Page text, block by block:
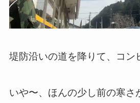
堤防沿いの道を降りて、コン
いや〜、ほんの少し前の寒さ